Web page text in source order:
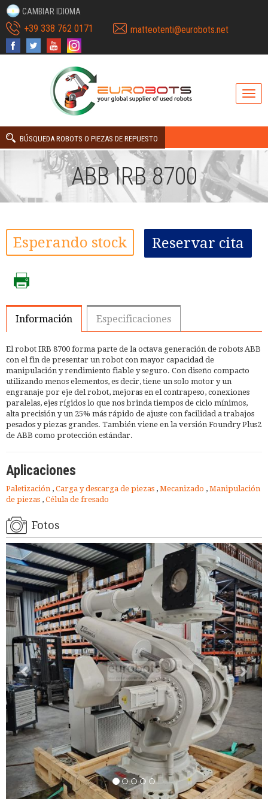
CAMBIAR IDIOMA
+39 338 762 0171 matteotenti@eurobots.net
BÚSQUEDA ROBOTS O PIEZAS DE REPUESTO
ABB IRB 8700
Esperando stock Reservar cita
Información Especificaciones
El robot IRB 8700 forma parte de la octava generación de robots ABB
con el fin de presentar un robot con mayor capacidad de
manipulación y rendimiento fiable y seguro. Con diseño compacto
utilizando menos elementos, es decir, tiene un solo motor y un
engranaje por eje del robot, mejoras en el contrapeso, conexiones
paralelas, ejes rígidos lo que nos brinda tiempos de ciclo mínimos,
alta precisión y un 25% más rápido de ajuste con facilidad a trabajos
pesados y piezas grandes. También viene en la versión Foundry Plus2
de ABB como protección estándar.
Aplicaciones
Paletización , Carga y descarga de piezas , Mecanizado , Manipulación
de piezas , Célula de fresado
Fotos